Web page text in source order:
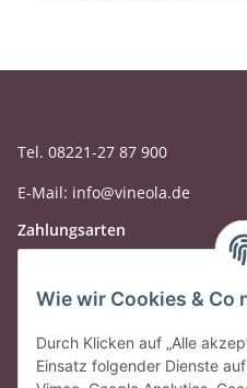
Tel. 08221-27 87 900
E-Mail: info@vineola.de
Zahlungsarten
Wie wir Cookies & Co
Durch Klicken auf „Alle
Einsatz folgender Dienste